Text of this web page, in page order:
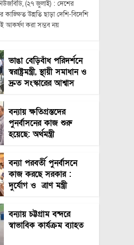
(২৭ জুলাই) : দেশের
উন্নতি ছাড়া দেশি-বিদেশি
আকর্ষণ করা সম্ভব নয়
ভাঙা বেড়িবাঁধ পরিদর্শনে
স্বরাষ্ট্রমন্ত্রী, স্থায়ী সমাধান ও
দ্রুত সংস্কারের আশ্বাস
বন্যায় ক্ষতিগ্রস্তদের
পুনর্বাসনের কাজ শুরু
হয়েছে: অর্থমন্ত্রী
বন্যা পরবর্তী পুনর্বাসনে
কাজ করছে সরকার :
দুর্যোগ ও ত্রাণ মন্ত্রী
বন্যায় চট্টগ্রাম বন্দরে
স্বাভাবিক কার্যক্রম ব্যাহত